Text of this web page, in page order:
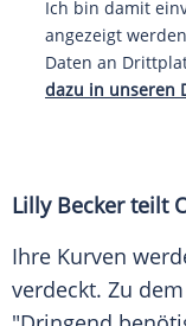
Ich bin damit
angezeigt
Daten an
dazu in unseren
Lilly Becker teilt
Ihre Kurven
verdeckt. Zu